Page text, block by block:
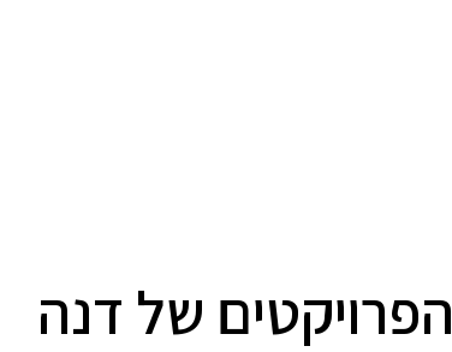
הפרויקטים של דנה